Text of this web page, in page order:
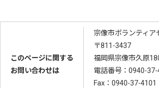
このページに関する
お問い合わせは
宗像市ボランティア
〒811-3437
福岡県宗像市久原
電話番号： 0940-37-
Fax：0940-37-4101